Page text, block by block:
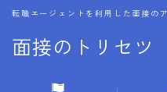
面接のトリセツ
転職エージェントを利用した面接の
MENU